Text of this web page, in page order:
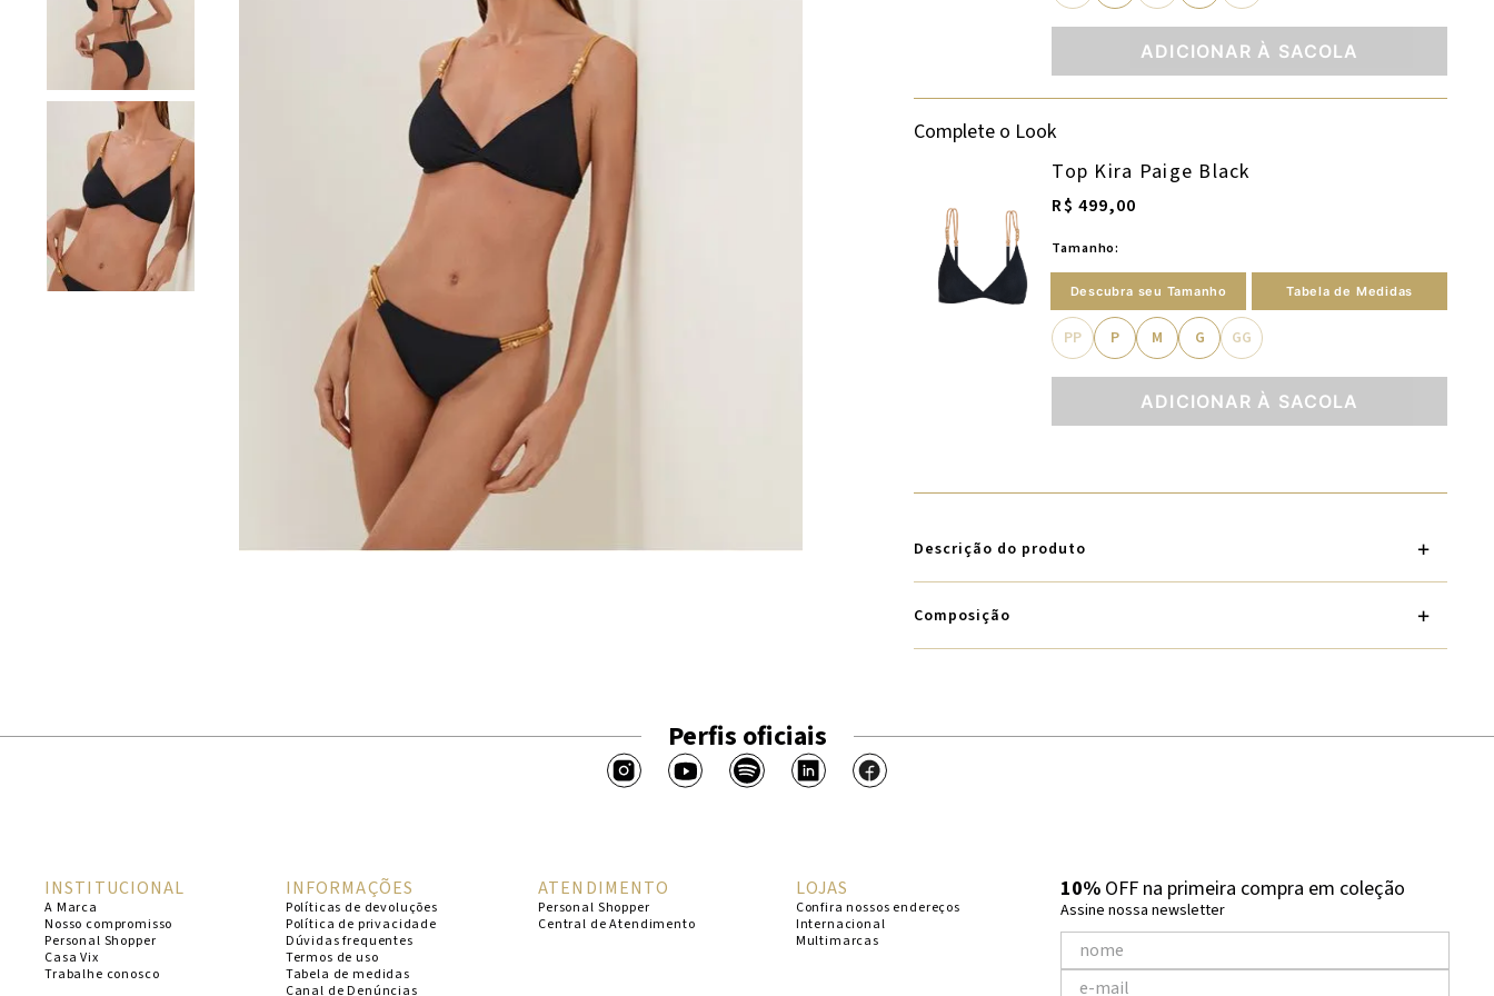
ADICIONAR À SACOLA
Complete o Look
Top Kira Paige Black
R$ 499,00
Tamanho:
Descubra seu Tamanho Tabela de Medidas
PP P M G GG
ADICIONAR À SACOLA
Descrição do produto
Composição
Perfis oficiais
INSTITUCIONAL
A Marca
Nosso compromisso
Personal Shopper
Casa Vix
Trabalhe conosco
INFORMAÇÕES
Políticas de devoluções
Política de privacidade
Dúvidas frequentes
Termos de uso
Tabela de medidas
Canal de Denúncias
ATENDIMENTO
Personal Shopper
Central de Atendimento
LOJAS
Confira nossos endereços
Internacional
Multimarcas
10%OFF na primeira compra em coleção
Assine nossa newsletter